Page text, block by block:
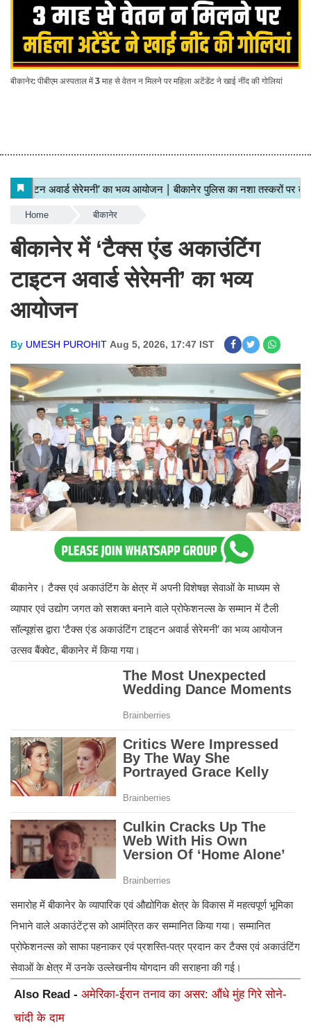
बीकानेर: पीबीएम अस्पताल में 3 माह से वेतन न मिलने पर महिला अटेंडेंट ने खाई नींद की गोलियां
Home बीकानेर
बीकानेर में ‘टैक्स एंड अकाउंटिंग
टाइटन अवार्ड सेरेमनी’ का भव्य
आयोजन
By UMESH PUROHIT Aug 5, 2026, 17:47 IST
बीकानेर। टैक्स एवं अकाउंटिंग के क्षेत्र में अपनी विशेषज्ञ सेवाओं के माध्यम से
व्यापार एवं उद्योग जगत को सशक्त बनाने वाले प्रोफेशनल्स के सम्मान में टैली
सॉल्यूशंस द्वारा ‘टैक्स एंड अकाउंटिंग टाइटन अवार्ड सेरेमनी’ का भव्य आयोजन
उत्सव बैंक्वेट, बीकानेर में किया गया।
समारोह में बीकानेर के व्यापारिक एवं औद्योगिक क्षेत्र के विकास में महत्वपूर्ण भूमिका
निभाने वाले अकाउंटेंट्स को आमंत्रित कर सम्मानित किया गया। सम्मानित
प्रोफेशनल्स को साफा पहनाकर एवं प्रशस्ति-पत्र प्रदान कर टैक्स एवं अकाउंटिंग
सेवाओं के क्षेत्र में उनके उल्लेखनीय योगदान की सराहना की गई।
Also Read - अमेरिका-ईरान तनाव का असर: औंधे मुंह गिरे सोने-
चांदी के दाम